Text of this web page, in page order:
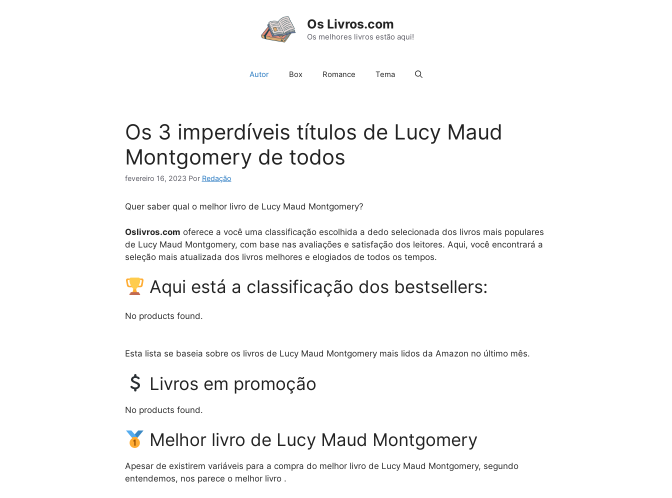
Os Livros.com
Os melhores livros estão aqui!
Autor Box Romance Tema
Os 3 imperdíveis títulos de Lucy Maud
Montgomery de todos
fevereiro 16, 2023 Por Redação
Quer saber qual o melhor livro de Lucy Maud Montgomery?
Oslivros.com oferece a você uma classificação escolhida a dedo selecionada dos livros mais populares
de Lucy Maud Montgomery, com base nas avaliações e satisfação dos leitores. Aqui, você encontrará a
seleção mais atualizada dos livros melhores e elogiados de todos os tempos.
Aqui está a classificação dos bestsellers:
No products found.
Esta lista se baseia sobre os livros de Lucy Maud Montgomery mais lidos da Amazon no último mês.
Livros em promoção
No products found.
Melhor livro de Lucy Maud Montgomery
Apesar de existirem variáveis para a compra do melhor livro de Lucy Maud Montgomery, segundo
entendemos, nos parece o melhor livro .